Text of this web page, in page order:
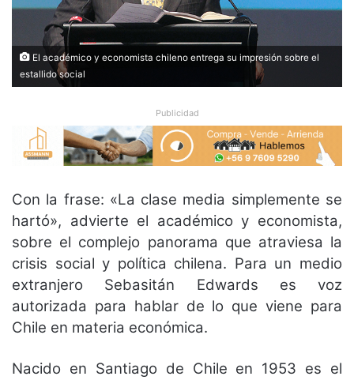
El académico y economista chileno entrega su impresión sobre el
estallido social
Publicidad
Con la frase: «La clase media simplemente se
hartó», advierte el académico y economista,
sobre el complejo panorama que atraviesa la
crisis social y política chilena. Para un medio
extranjero Sebasitán Edwards es voz
autorizada para hablar de lo que viene para
Chile en materia económica.
Nacido en Santiago de Chile en 1953 es el